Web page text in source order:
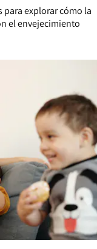
para explorar cómo la
el envejecimiento